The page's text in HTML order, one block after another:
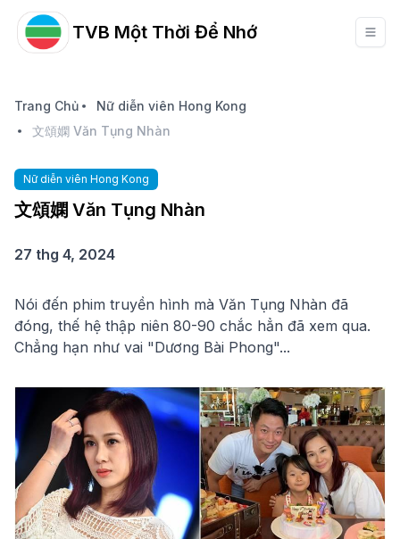
TVB Một Thời Để Nhớ
Trang Chủ
Nữ diễn viên Hong Kong
文頌嫻 Văn Tụng Nhàn
Nữ diễn viên Hong Kong
文頌嫻 Văn Tụng Nhàn
27 thg 4, 2024
Nói đến phim truyền hình mà Văn Tụng Nhàn đã
đóng, thế hệ thập niên 80-90 chắc hẳn đã xem qua.
Chẳng hạn như vai "Dương Bài Phong"...